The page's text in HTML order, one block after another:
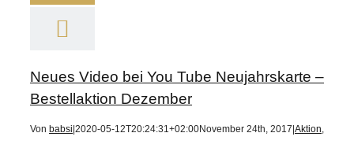
Neues Video bei You Tube Neujahrskarte –
Bestellaktion Dezember
Von babsi 2020-05-12T20:24:31+02:00November 24th, 2017 Aktion,